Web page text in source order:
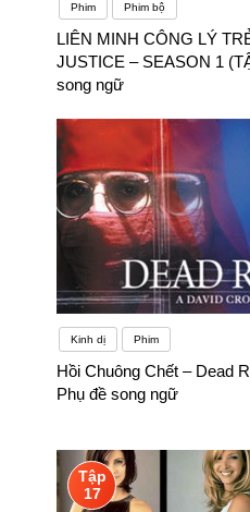
Phim Phim bộ
LIÊN MINH CÔNG LÝ
JUSTICE – SEASON 1
song ngữ
Kinh dị Phim
Hồi Chuông Chết – Dead
Phụ đề song ngữ
Tập
17